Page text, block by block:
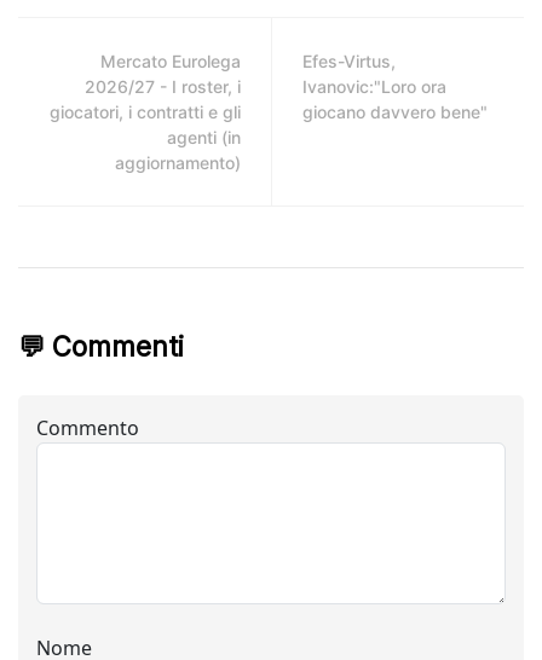
Mercato Eurolega
2026/27 - I roster, i
giocatori, i contratti e gli
agenti (in
aggiornamento)
Efes-Virtus,
Ivanovic:"Loro ora
giocano davvero bene"
💬 Commenti